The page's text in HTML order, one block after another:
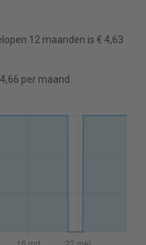
12 maanden is € 4,63
per maand.